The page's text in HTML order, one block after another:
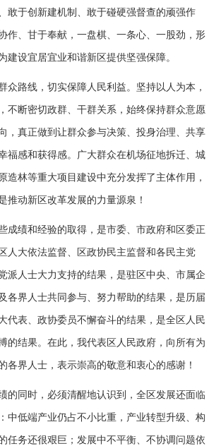
敢于创新建机制、敢于碰硬强督查的顽强作
作、甘于奉献，一盘棋、一条心、一股劲，形
建设宜居宜业和谐新区提供坚强保障。
路线，切实保障人民利益。坚持以人为本，
不断密切政群、干群关系，始终保持群众意愿
，真正做到让群众参与决策、投身治理、共享
福感和获得感。广大群众在机场征地拆迁、城
造林等重大项目建设中充分发挥了主体作用，
推动新区改革发展的力量源泉！
绩和经验的取得，是市委、市政府和区委正
人大依法监督、区政协民主监督和各民主党
派人士大力支持的结果，是驻区中央、市属企
各界人士共同参与、努力帮助的结果，是历届
代表、政协委员不懈奋斗的结果，是全区人民
的结果。在此，我代表区人民政府，向所有为
各界人士，表示崇高的敬意和衷心的感谢！
同时，必须清醒地认识到，全区发展还面临
中低端产业仍占不小比重，产业转型升级、构
任务还很艰巨；发展中不平衡、不协调问题依